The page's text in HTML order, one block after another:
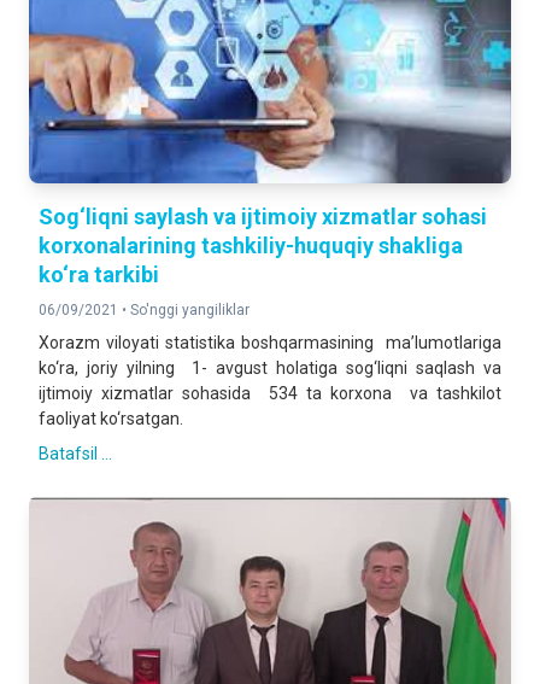
Sog‘liqni saylash va ijtimoiy xizmatlar sohasi
korxonalarining tashkiliy-huquqiy shakliga
ko‘ra tarkibi
06/09/2021 • So'nggi yangiliklar
Xorazm viloyati statistika boshqarmasining ma’lumotlariga
ko‘ra, joriy yilning 1- avgust holatiga sog‘liqni saqlash va
ijtimoiy xizmatlar sohasida 534 ta korxona va tashkilot
faoliyat ko‘rsatgan.
Batafsil ...